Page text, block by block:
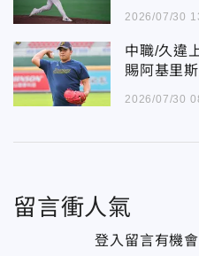
2026/07/30
中職/久違
賜阿基里
2026/07/30
留言衝人氣
登入留言有機